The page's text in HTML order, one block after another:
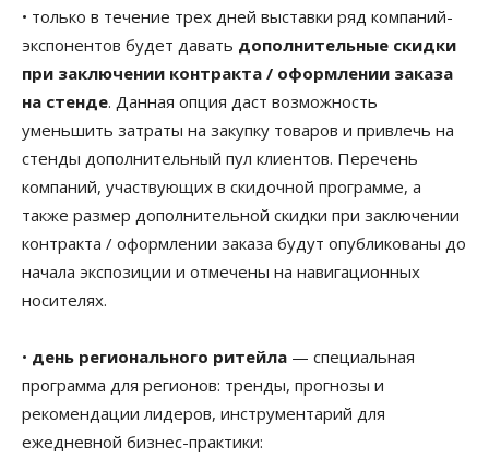
• только в течение трех дней выставки ряд компаний-
экспонентов будет давать дополнительные скидки
при заключении контракта / оформлении заказа
на стенде. Данная опция даст возможность
уменьшить затраты на закупку товаров и привлечь на
стенды дополнительный пул клиентов. Перечень
компаний, участвующих в скидочной программе, а
также размер дополнительной скидки при заключении
контракта / оформлении заказа будут опубликованы до
начала экспозиции и отмечены на навигационных
носителях.
• день регионального ритейла — специальная
программа для регионов: тренды, прогнозы и
рекомендации лидеров, инструментарий для
ежедневной бизнес-практики: